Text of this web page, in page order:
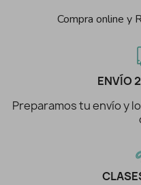
Compra online y
ENVÍO
Preparamos tu envío y